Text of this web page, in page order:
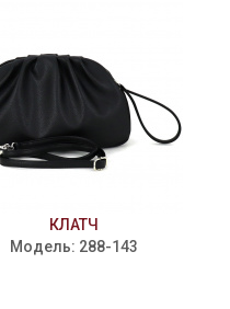
КЛАТЧ
Модель: 288-143